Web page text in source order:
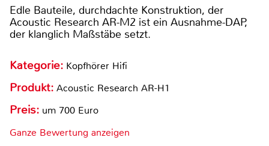
Edle Bauteile, durchdachte Konstruktion, der
Acoustic Research AR-M2 ist ein Ausnahme-DAP,
der klanglich Maßstäbe setzt.
Kategorie: Kopfhörer Hifi
Produkt: Acoustic Research AR-H1
Preis: um 700 Euro
Ganze Bewertung anzeigen